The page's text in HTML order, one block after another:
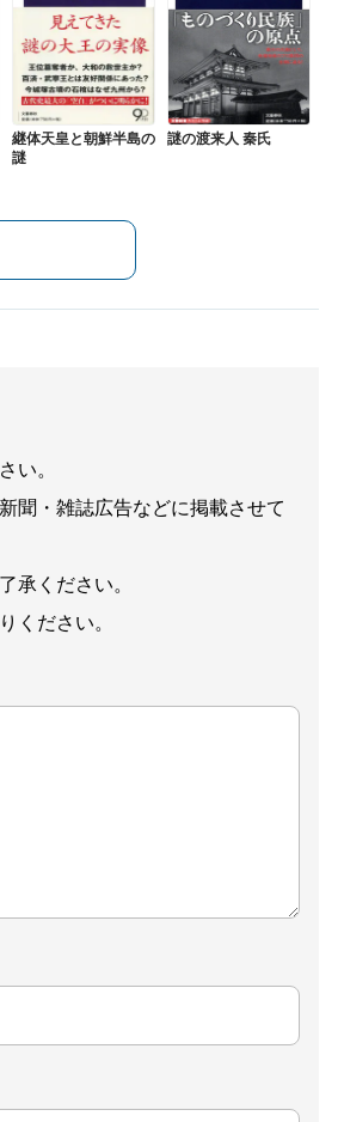
継体天皇と朝鮮半島の
謎
謎の渡来人 秦氏
い。
聞・雑誌広告などに掲載させて
承ください。
ください。